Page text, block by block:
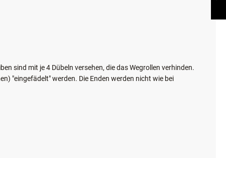
sind mit je 4 Dübeln versehen, die das Wegrollen verhinden.
"eingefädelt" werden. Die Enden werden nicht wie bei